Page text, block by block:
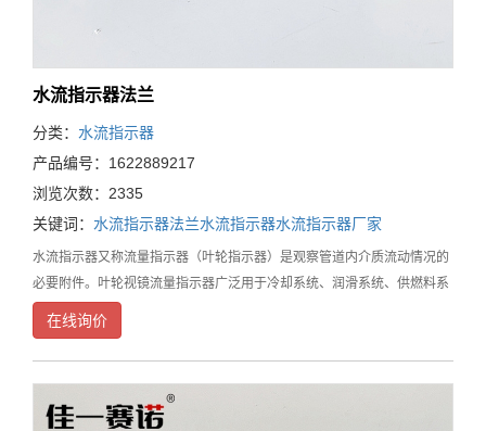
水流指示器法兰
分类： 水流指示器
产品编号：1622889217
浏览次数：2335
关键词： 水流指示器法兰水流指示器水流指示器厂家
水流指示器又称流量指示器（叶轮指示器）是观察管道内介质流动情况的
必要附件。叶轮视镜流量指示器广泛用于冷却系统、润滑系统、供燃料系
统、石油、化工、化纤、医药、食品等工业生产装置中，能随时观察液
体、气体、蒸汽等介质的流动反应情况，是保障正常生产
在线询价